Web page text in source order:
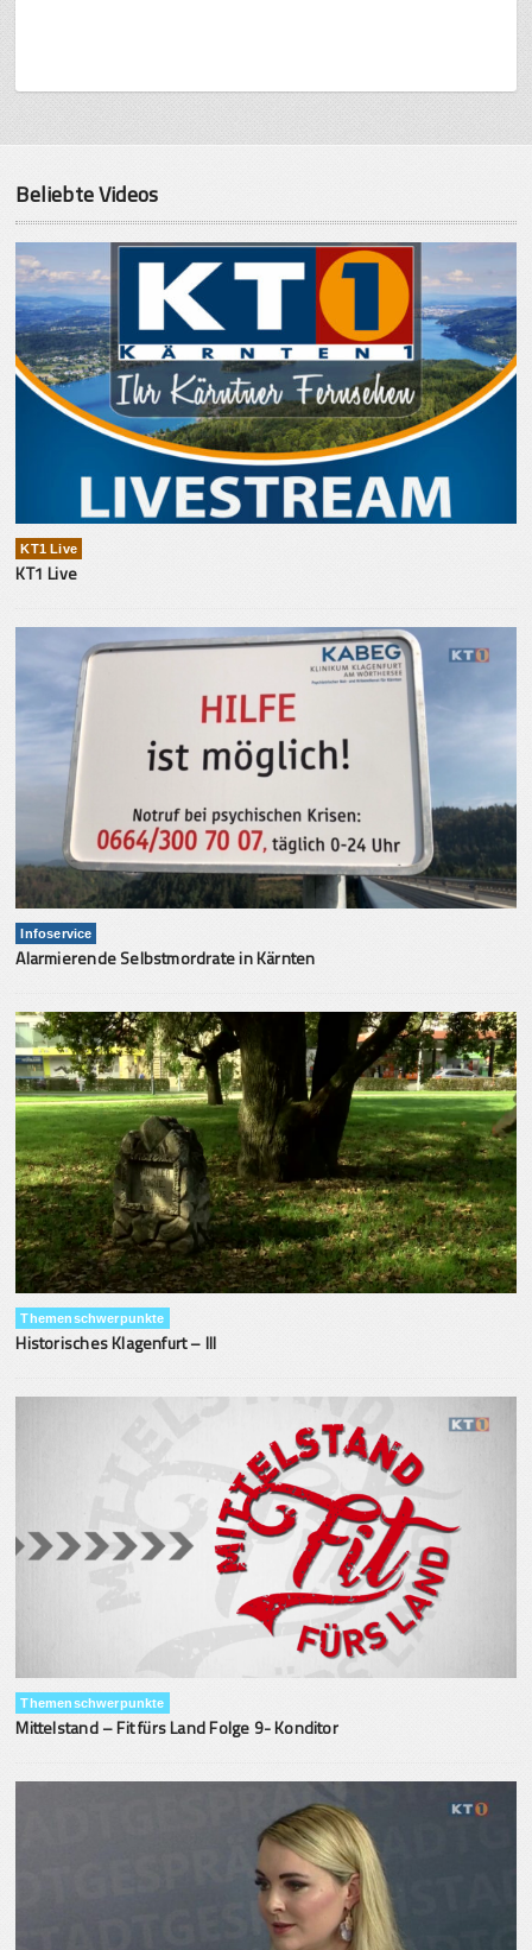
Beliebte Videos
KT1 Live
KT1 Live
Infoservice
Alarmierende Selbstmordrate in Kärnten
Themenschwerpunkte
Historisches Klagenfurt – III
Themenschwerpunkte
Mittelstand – Fit fürs Land Folge 9- Konditor